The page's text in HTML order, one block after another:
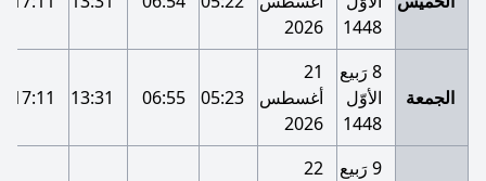
1448
2026
الجمعة
8 رَبيع
الأوّل
1448
21
أغسطس
2026
05:23
06:55
13:31
17:11
9 رَبيع
22